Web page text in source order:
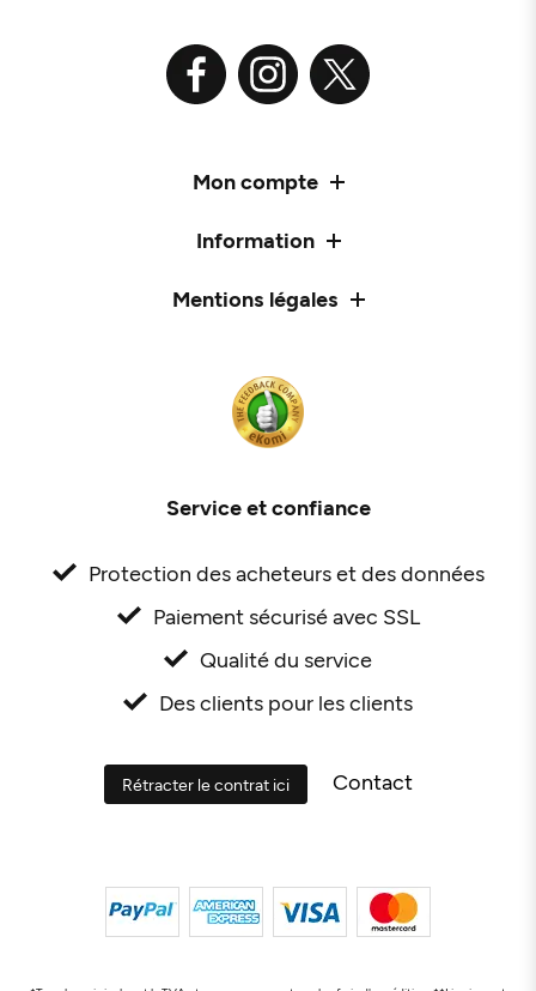
Mon compte
Information
Mentions légales
Service et confiance
Protection des acheteurs et des données
Paiement sécurisé avec SSL
Qualité du service
Des clients pour les clients
Rétracter le contrat ici Contact